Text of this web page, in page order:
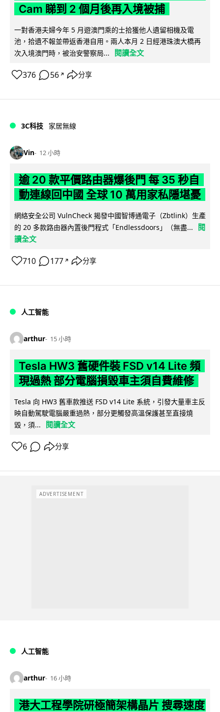
Cam 睇到 2 個月後再入境被捕
一對香港夫婦今年 5 月遊澳門乘的士拾獲他人遺留相機及電
池，拾遺不報並帶返香港自用。兩人本月 2 日經港珠澳大橋再
次入境澳門時，被治安警察局...
閱讀全文
376 56 ↗ 分享
3C科技 家居無線
Vin 12 小時
逾 20 款平價路由器爆後門 每 35 秒自
動連線回中國 全球 10 萬用家私隱堪憂
網絡安全公司 VulnCheck 揭發中國智博通電子（Zbtlink）生產
的 20 多款路由器內置後門程式「Endlessdoors」（無盡...
閱
讀全文
710 177 ↗ 分享
人工智能
arthur 15 小時
Tesla HW3 舊硬件裝 FSD v14 Lite 頻
現過熱 部分電腦損毀車主須自費維修
Tesla 向 HW3 舊車款推送 FSD v14 Lite 系統，引發大量車主反
映自動駕駛電腦嚴重過熱，部分更觸發高溫保護甚至直接燒
毀，須...
閱讀全文
6 分享
ADVERTISEMENT
人工智能
arthur 16 小時
港大工程學院研極簡架構晶片 搜尋速度